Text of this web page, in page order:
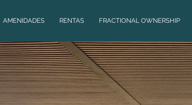
AMENIDADES RENTAS FRACTIONAL OWNERSHIP